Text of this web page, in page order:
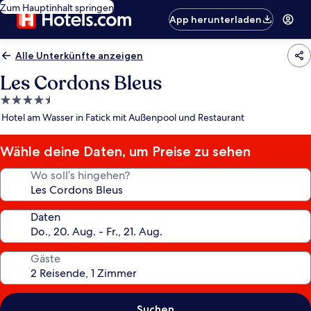
Zum Hauptinhalt springen
App herunterladen
Alle Unterkünfte anzeigen
Les Cordons Bleus
4.5-
Sterne-
Hotel am Wasser in Fatick mit Außenpool und Restaurant
Wähle deine Daten, um Preise zu sehen
Wo soll’s hingehen?
Daten
Gäste